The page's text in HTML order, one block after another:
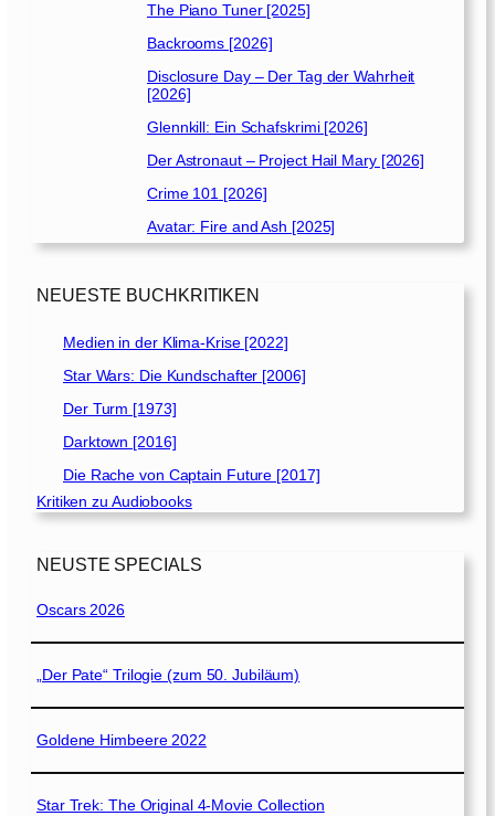
The Piano Tuner [2025]
Backrooms [2026]
Disclosure Day – Der Tag der Wahrheit
[2026]
Glennkill: Ein Schafskrimi [2026]
Der Astronaut – Project Hail Mary [2026]
Crime 101 [2026]
Avatar: Fire and Ash [2025]
NEUESTE BUCHKRITIKEN
Medien in der Klima-Krise [2022]
Star Wars: Die Kundschafter [2006]
Der Turm [1973]
Darktown [2016]
Die Rache von Captain Future [2017]
Kritiken zu Audiobooks
NEUSTE SPECIALS
Oscars 2026
„Der Pate“ Trilogie (zum 50. Jubiläum)
Goldene Himbeere 2022
Star Trek: The Original 4-Movie Collection